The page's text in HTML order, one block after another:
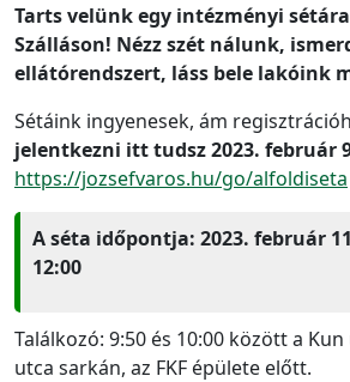
Tarts velünk egy intézményi
Szálláson! Nézz szét nálunk,
ellátórendszert, láss bele lakóink
Sétáink ingyenesek, ám
jelentkezni itt tudsz 2023. február
https://jozsefvaros.hu/go/alfoldiseta
A séta időpontja: 2023. február
12:00
Találkozó: 9:50 és 10:00 között a
utca sarkán, az FKF épülete előtt.